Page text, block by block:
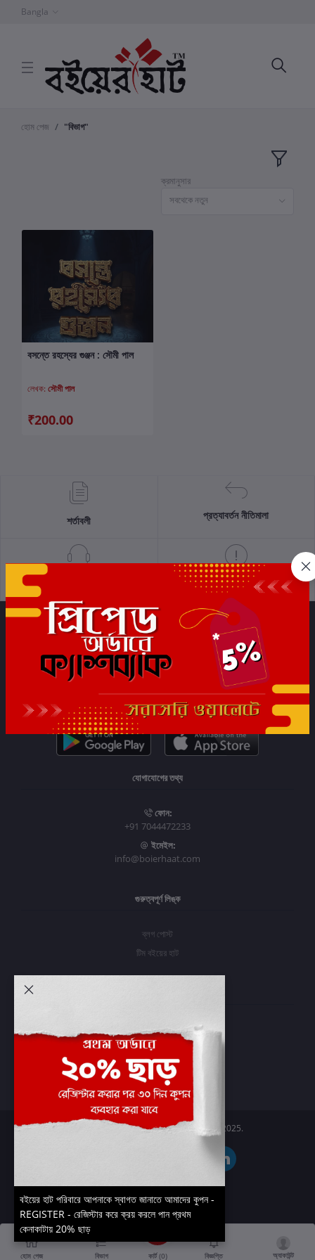
Bangla
হোম পেজ "বিভাগ"
ক্রমানুসার
সবথেকে নতুন
কার্টে যোগ করুন
বসন্তে রহস্যের গুঞ্জন : সৌমী পাল
লেখক: সৌমী পাল
₹200.00
শর্তাবলী প্রত্যাবর্তন নীতিমালা
গোপনীয়তা নীতি
সাবস্ক্রাইব
যোগাযোগের তথ্য
ফোন:
+91 7044472233
ইমেইল:
info@boierhaat.com
গুরুত্বপূর্ণ লিঙ্ক
ব্লগ পোস্ট
টিম বইয়ের হাট
প্রবেশ করুন
অর্ডার ইতিহাস
আমার ইচ্ছাগুলি
অর্ডার ট্র্যাকিং
Boier Haat™ | © All rights reserved 2025.
হোম পেজ বিভাগ কার্ট (0) বিজ্ঞপ্তি অ্যাকাউন্ট
বইয়ের হাট পরিবারে আপনাকে স্বাগত জানাতে আমাদের কুপন -
REGISTER - রেজিস্টার করে ক্রয় করলে পান প্রথম
কেনাকাটায় 20% ছাড়